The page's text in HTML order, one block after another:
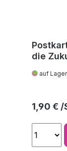
die
auf Lager
1,90 €